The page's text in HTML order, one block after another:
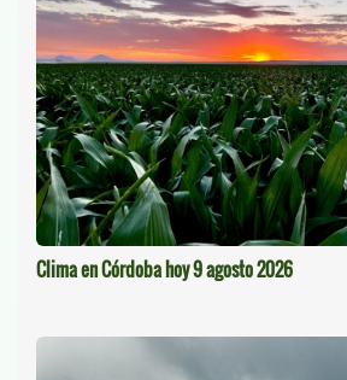
Clima en Córdoba hoy 9 agosto 2026